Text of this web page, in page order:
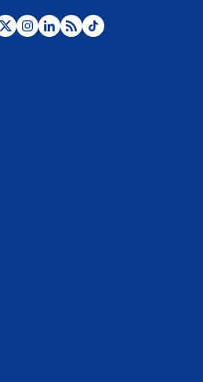
Desde dermatitis hasta infecciones: